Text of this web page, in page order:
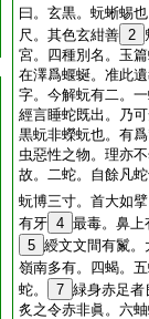
曰。玄黒。蚖蜥蜴
尺。其色玄紺善 2
宮。四種別名。玉
在澤爲蝘蜒。准此
字。今解蚖有二。
經言睡蛇既出。乃
黒蚖非蠑蚖也。有
虫惡性之物。理亦
故。二蛇。自餘凡
蚖博三寸。首大如
有牙 4 最毒。鼻上
5 綬文文間有鬣
嶺南多有。四蝎。
蛇。
7 緑身赤足者
炙之令赤非眞。六